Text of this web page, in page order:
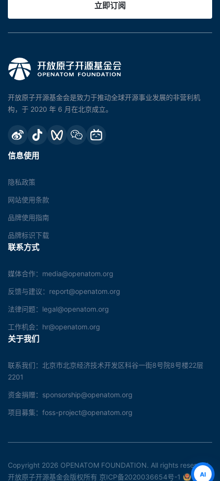
立即订阅
开放原子开源基金会是致力于推动全球开源事业发展的非营利机
构，于 2020 年 6 月在北京成立。
信息使用
隐私政策
网站使用条款
品牌使用指南
品牌标识下载
联系方式
媒体合作：media@openatom.org
反馈与建议：report@openatom.org
法律问题：legal@openatom.org
工作机会：hr@openatom.org
关于我们
联系我们：北京市北京经济技术开发区科谷一街8号院8号楼22层
2201
资金捐赠：sponsorship@openatom.org
项目募集：foss-project@openatom.org
Copyright 2026 OPENATOM FOUNDATION. All rights reserved.
开放原子开源基金会版权所有 京ICP备2020036654号-1 京公
AI